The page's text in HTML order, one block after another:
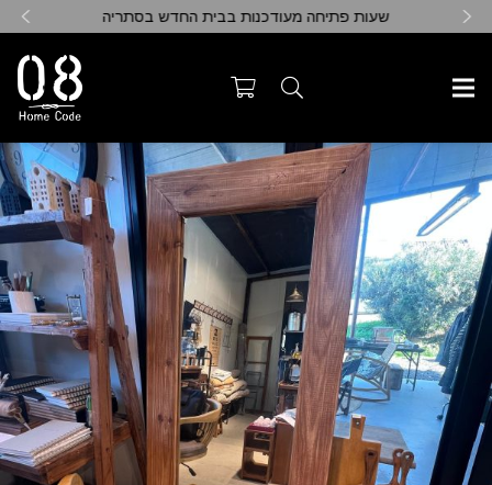
שעות פתיחה מעודכנות בבית החדש בסתריה